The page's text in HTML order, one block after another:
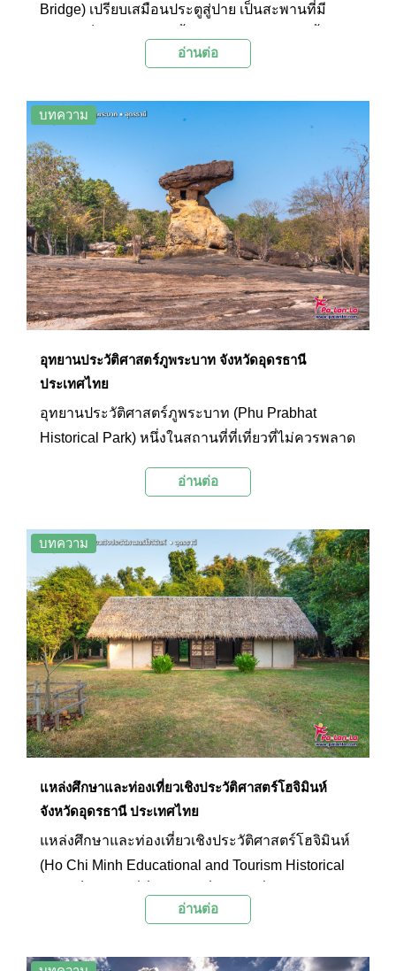
Bridge) เปรียบเสมือนประตูสู่ปาย เป็นสะพานที่มี
มีอายุราวหนึ่งร้อยปี สร้างขึ้นในช่วงสงครามโลกครั้ง
เที่ยวมักจะมาเดินเล่นและชมวิวแม่น้ำปาย อีกทั้งยัง
ประวัติศาสตร์ท่าปายเป็นแลนด์มาร์กของอำเภอปาย
และจังหวัดแม่ฮ่องสอน จนกล่าวกันว่าหากไม่ได้มา
เที่ยวสะพานแห่งนี้ก็เหมือนมาไม่ถึงปายเลยทีเดียว
อ่านต่อ
บทความ
อุทยานประวัติศาสตร์ภูพระบาท จังหวัดอุดรธานี
ประเทศไทย
อุทยานประวัติศาสตร์ภูพระบาท (Phu Prabhat
Historical Park) หนึ่งในสถานที่ที่เที่ยวที่ไม่ควรพลาด
พระพุทธบาทที่ประดิษฐานอยู่บนเทือกเขาแห่งนี้แล้ว
กระบวนการทางธรรมชาติที่กัดเซาะมาเป็นเวลา
หลายล้านปีกระจายตัวอยู่ทั่วไป เป็นสภาพภูมิประเทศ
ที่สวยงามแปลกตา
อ่านต่อ
บทความ
แหล่งศึกษาและท่องเที่ยวเชิงประวัติศาสตร์โฮจิมินห์
จังหวัดอุดรธานี ประเทศไทย
แหล่งศึกษาและท่องเที่ยวเชิงประวัติศาสตร์โฮจิมินห์
(Ho Chi Minh Educational and Tourism Historical
ชีวประวัติของประธานโฮจิมินห์ขณะที่อาศัยอยู่ใน
ที่อยู่ในช่วงเวลานั้น และแนวทางการดำเนินชีวิตของ
อ่านต่อ